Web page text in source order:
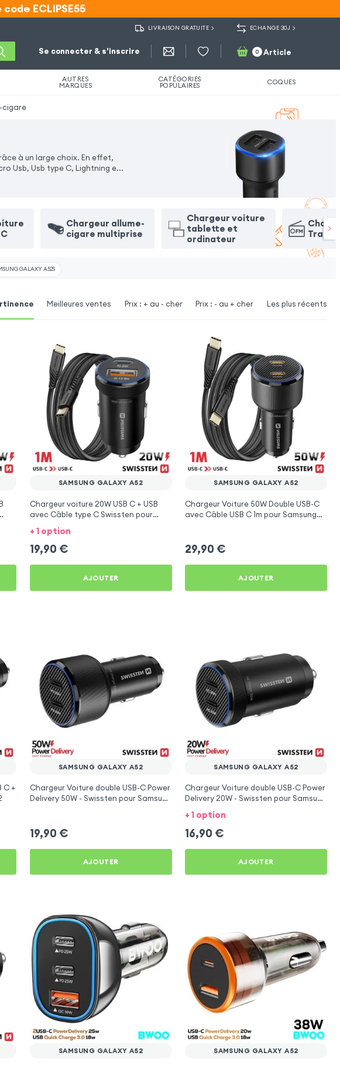
ECLIPSE55
ECLIPSE55
LIVRAISON GRATUITE ECHANGE 30J
Se connecter & s'inscrire 0 Article
AUTRES
MARQUES
CATÉGORIES
POPULAIRES COQUES
cigare
à un large choix. En effet,
Usb, Usb type C, Lightning e...
Chargeur allume-
cigare multiprise
Chargeur voiture
tablette et
ordinateur
GALAXY A52S
Meilleures ventes Prix : + au - cher Prix : - au + cher Les plus récents
SAMSUNG GALAXY A52
Chargeur voiture 20W USB C + USB
avec Câble type C Swissten pour
Samsung Galaxy A52
+ 1 option
19,90 €
AJOUTER
SAMSUNG GALAXY A52
Chargeur Voiture 50W Double USB-C
avec Câble USB C 1m pour Samsung
29,90 €
AJOUTER
C +
SAMSUNG GALAXY A52
Chargeur Voiture double USB-C Power
Delivery 50W - Swissten pour Samsung
19,90 €
AJOUTER
SAMSUNG GALAXY A52
Chargeur Voiture double USB-C Power
Delivery 20W - Swissten pour Samsung
Galaxy A52
+ 1 option
16,90 €
AJOUTER
SAMSUNG GALAXY A52 SAMSUNG GALAXY A52